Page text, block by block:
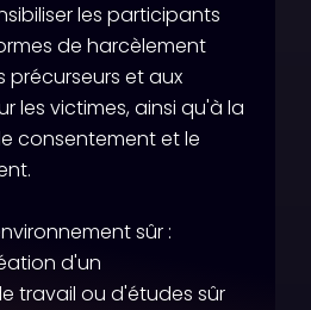
les participants
de harcèlement
précurseurs et aux
les victimes, ainsi qu'à la
consentement et le
sûr :
d'un
travail ou d'études sûr